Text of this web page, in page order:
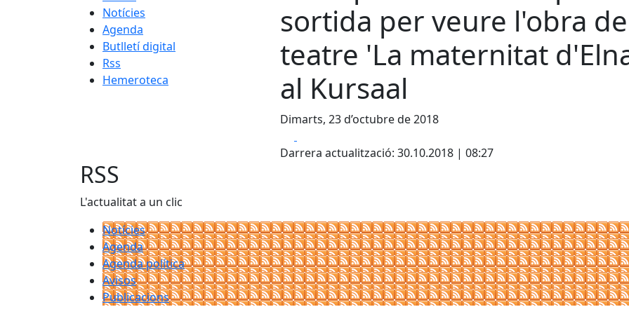
Notícies
Agenda
Butlletí digital
Rss
Hemeroteca
sortida per veure l'obra de
teatre 'La maternitat
al Kursaal
Dimarts, 23 d’octubre de 2018
Darrera actualització: 30.10.2018 | 08:27
RSS
L'actualitat a un clic
Notícies
Agenda
Agenda política
Avisos
Publicacions